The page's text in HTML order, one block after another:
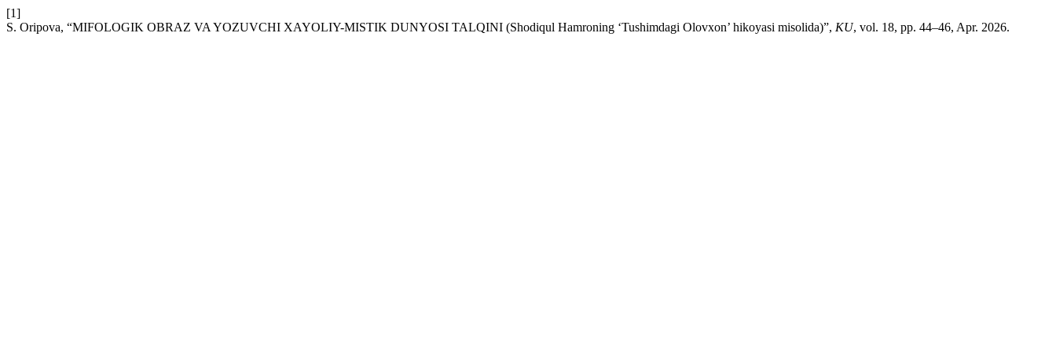
[1]
S. Oripova, “MIFOLOGIK OBRAZ VA YOZUVCHI XAYOLIY-MISTIK DUNYOSI TALQINI (Shodiqul Hamroning ‘Tushimdagi Olovxon’ hikoyasi misolida)”, KU, vol. 18, pp. 44–46, Apr. 2026.